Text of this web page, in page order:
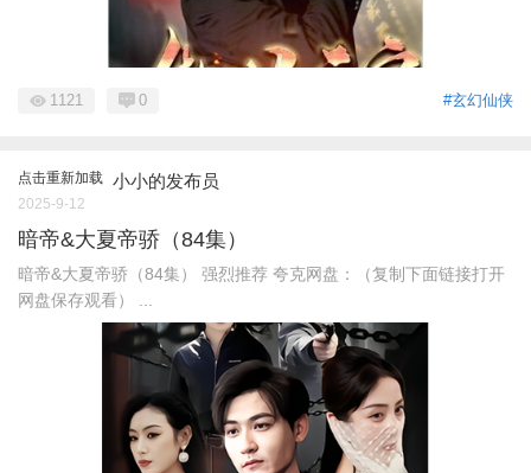
#玄幻仙侠
1121 0
点击重新加载 小小的发布员
2025-9-12
暗帝&大夏帝骄（84集）
暗帝&大夏帝骄（84集） 强烈推荐 夸克网盘：（复制下面链接打开
网盘保存观看） ...